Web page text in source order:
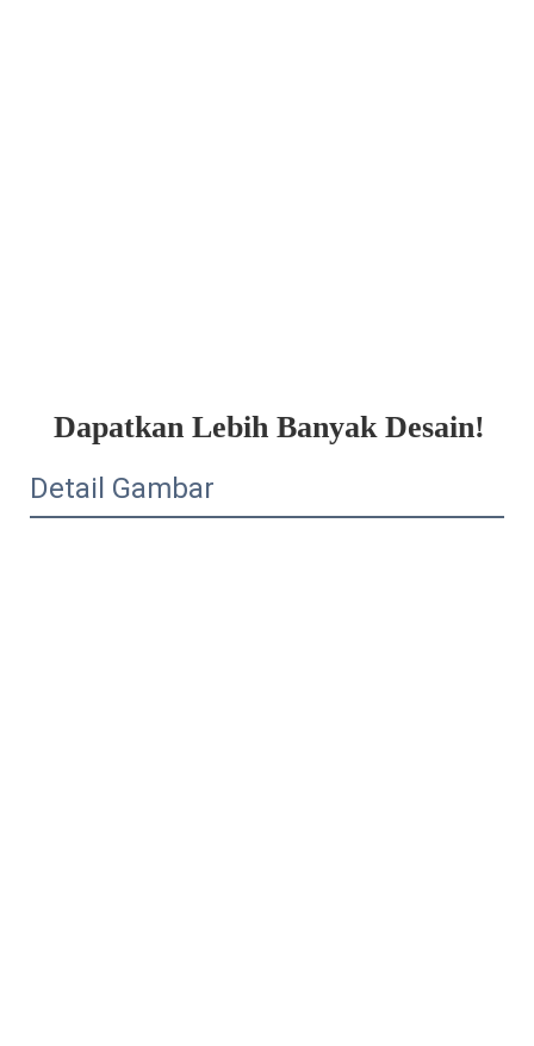
Dapatkan Lebih Banyak Desain!
Detail Gambar